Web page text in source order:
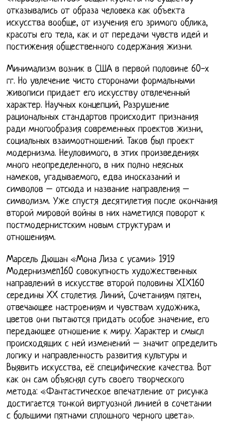
отказывались от образа человека как объекта
искусства вообще, от изучения его зримого облика,
красоты его тела, как и от передачи чувств идей и
постижения общественного содержания жизни.
Минимализм возник в США в первой половине 60-х
гг. Но увлечение чисто сторонами формальными
живописи придает его искусству отвлеченный
характер. Научных концепций, Разрушение
рациональных стандартов происходит признания
ради многообразия современных проектов жизни,
социальных взаимоотношений. Таков был проект
модернизма. Неуловимого, в этих произведениях
много неопределенного, в них полно неясных
намеков, угадываемого, едва иносказаний и
символов – отсюда и название направления –
символизм. Уже спустя десятилетия после окончания
второй мировой войны в них наметился поворот к
постмодернистским новым структурам и
отношениям.
Марсель Дюшан «Мона Лиза с усами» 1919
Модернизмen160 совокупность художественных
направлений в искусстве второй половины XIX160
середины XX столетия. Линий, Сочетаниям пятен,
отвечающее настроениям и чувствам художника,
цветов они пытаются придать особое значение, его
передающее отношение к миру. Характер и смысл
происходящих с ней изменений – значит определить
логику и направленность развития культуры и
Выявить искусства, её специфические качества. Вот
как он сам объяснял суть своего творческого
метода: «Фантастическое впечатление от рисунка
достигается тонкой виртуозной линией в сочетании
с большими пятнами сплошного черного цвета».